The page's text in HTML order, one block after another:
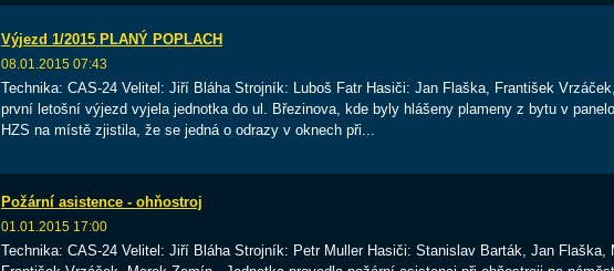
Výjezd 1/2015 PLANÝ POPLACH
08.01.2015 07:43
Technika: CAS-24 Velitel: Jiří Bláha Strojník: Luboš Fatr Hasiči: Jan Flaška, František
první letošní výjezd vyjela jednotka do ul. Březinova, kde byly hlášeny plameny z bytu v
HZS na místě zjistila, že se jedná o odrazy v oknech při...
Požární asistence - ohňostroj
01.01.2015 17:00
Technika: CAS-24 Velitel: Jiří Bláha Strojník: Petr Muller Hasiči: Stanislav Barták, Jan Flaška,